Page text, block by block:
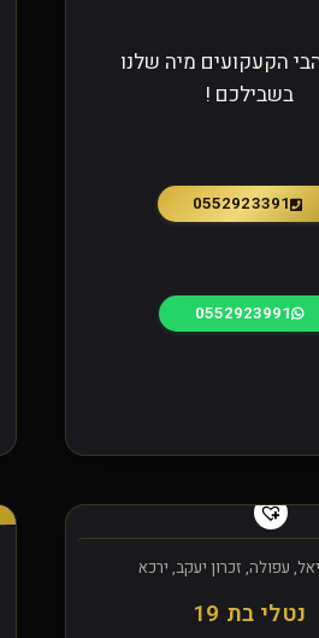
הקעקועים מיה שלנו
בשבילכם !
0552923391
0552923991
עפולה, זכרון יעקב, ירכא
נטלי בת 19